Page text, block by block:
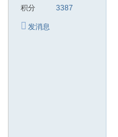
积分 3387
发消息